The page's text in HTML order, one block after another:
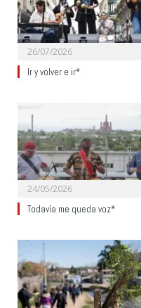
26/07/2026
Ir y volver e ir*
24/05/2026
Todavía me queda voz*